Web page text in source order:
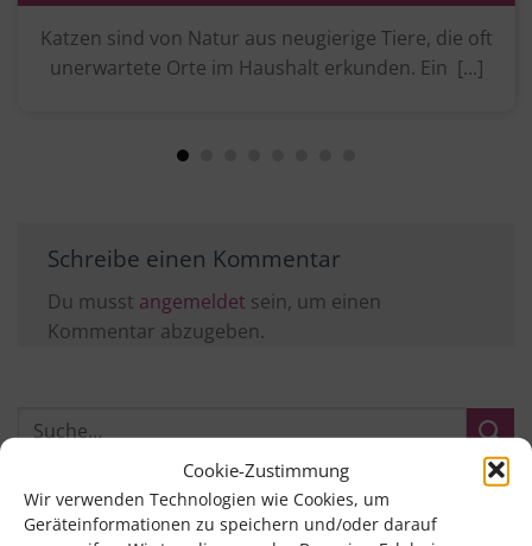
Cookie-Zustimmung
Wir verwenden Technologien wie Cookies, um
Geräteinformationen zu speichern und/oder darauf
Katzen sind von Natur aus neugierige Tiere, die oft
unerwartete Orte im Haushalt erkunden. Ein [...]
Schreibe einen Kommentar
Du musst angemeldet sein, um einen
Kommentar abzugeben.
Weitere Beiträge